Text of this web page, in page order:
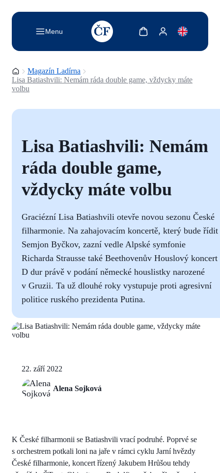
Menu
TODO: Add description for reader
Zobrazit košíkZobrazit můj účet
Domovská stránka
Magazín Ladírna
Lisa Batiashvili: Nemám ráda double game, vždycky máte
volbu
Lisa Batiashvili: Nemám
ráda double game,
vždycky máte volbu
Graciézní Lisa Batiashvili otevře novou sezonu České
filharmonie. Na zahajovacím koncertě, který bude řídit
Semjon Byčkov, zazní vedle Alpské symfonie
Richarda Strausse také Beethovenův Houslový koncert
D dur právě v podání německé houslistky narozené
v Gruzii. Ta už dlouhé roky vystupuje proti agresivní
politice ruského prezidenta Putina.
22. září 2022
Alena Sojková
K České filharmonii se Batiashvili vrací podruhé. Poprvé se
s orchestrem potkali loni na jaře v rámci cyklu Jarní hvězdy
České filharmonie, koncert řízený Jakubem Hrůšou tehdy